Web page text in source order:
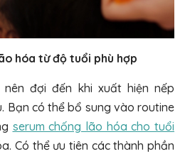
hóa từ độ tuổi phù hợp
đợi đến khi xuất hiện nếp
Bạn có thể bổ sung vào routine
serum chống lão hóa cho tuổi
Có thể ưu tiên các thành phần